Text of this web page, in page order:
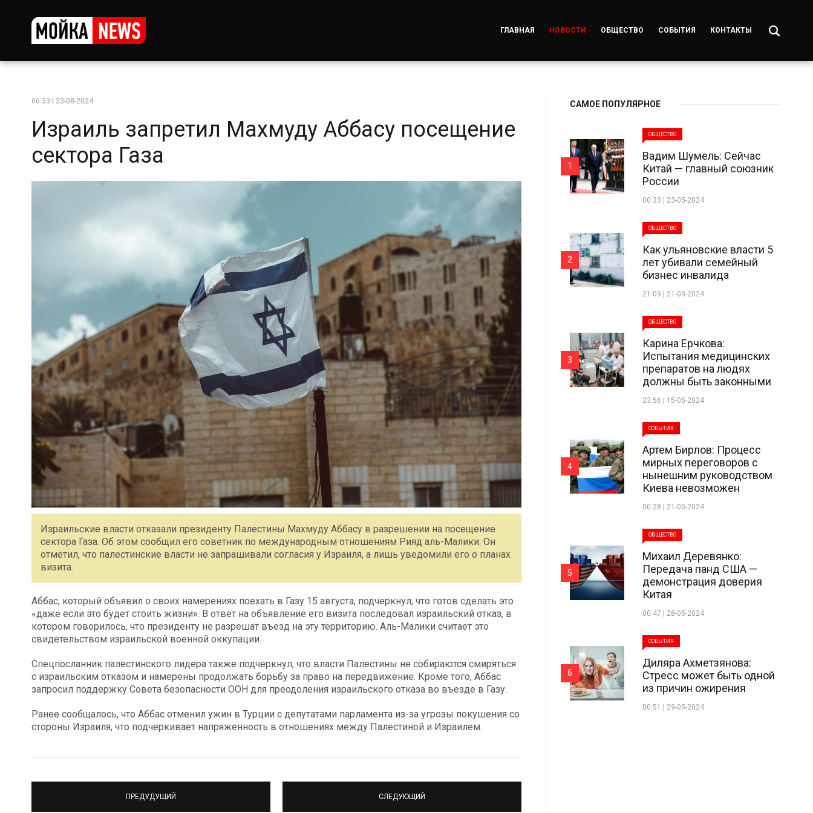
ГЛАВНАЯ НОВОСТИ ОБЩЕСТВО СОБЫТИЯ КОНТАКТЫ
06:33 | 23-08-2024
Израиль запретил Махмуду Аббасу посещение
сектора Газа
Израильские власти отказали президенту Палестины Махмуду Аббасу в разрешении на посещение
сектора Газа. Об этом сообщил его советник по международным отношениям Рияд аль-Малики. Он
отметил, что палестинские власти не запрашивали согласия у Израиля, а лишь уведомили его о планах
визита.
Аббас, который объявил о своих намерениях поехать в Газу 15 августа, подчеркнул, что готов сделать это
«даже если это будет стоить жизни». В ответ на объявление его визита последовал израильский отказ, в
котором говорилось, что президенту не разрешат въезд на эту территорию. Аль-Малики считает это
свидетельством израильской военной оккупации.
Спецпосланник палестинского лидера также подчеркнул, что власти Палестины не собираются смиряться
с израильским отказом и намерены продолжать борьбу за право на передвижение. Кроме того, Аббас
запросил поддержку Совета безопасности ООН для преодоления израильского отказа во въезде в Газу.
Ранее сообщалось, что Аббас отменил ужин в Турции с депутатами парламента из-за угрозы покушения со
стороны Израиля, что подчеркивает напряженность в отношениях между Палестиной и Израилем.
ПРЕДУДУЩИЙ СЛЕДУЮЩИЙ
САМОЕ ПОПУЛЯРНОЕ
ОБЩЕСТВО
Вадим Шумель: Сейчас
Китай — главный союзник
России
00:33 | 23-05-2024
1
ОБЩЕСТВО
Как ульяновские власти 5
лет убивали семейный
бизнес инвалида
21:09 | 21-03-2024
2
ОБЩЕСТВО
Карина Ерчкова:
Испытания медицинских
препаратов на людях
должны быть законными
23:56 | 15-05-2024
3
СОБЫТИЯ
Артем Бирлов: Процесс
мирных переговоров с
нынешним руководством
Киева невозможен
00:28 | 21-05-2024
4
ОБЩЕСТВО
Михаил Деревянко:
Передача панд США —
демонстрация доверия
Китая
00:47 | 28-05-2024
5
СОБЫТИЯ
Диляра Ахметзянова:
Стресс может быть одной
из причин ожирения
00:51 | 29-05-2024
6